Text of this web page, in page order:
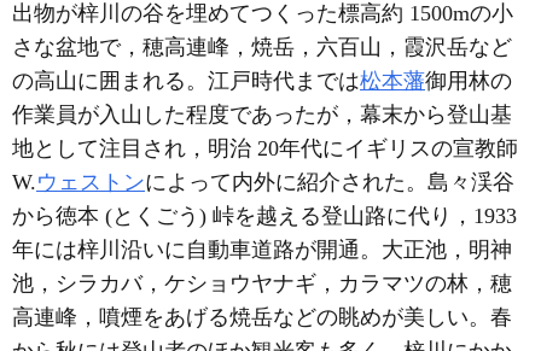
出物が梓川の谷を埋めてつくった標高約 1500mの小
さな盆地で，穂高連峰，焼岳，六百山，霞沢岳など
の高山に囲まれる。江戸時代までは松本藩御用林の
作業員が入山した程度であったが，幕末から登山基
地として注目され，明治 20年代にイギリスの宣教師
W.ウェストンによって内外に紹介された。島々渓谷
から徳本 (とくごう) 峠を越える登山路に代り，1933
年には梓川沿いに自動車道路が開通。大正池，明神
池，シラカバ，ケショウヤナギ，カラマツの林，穂
高連峰，噴煙をあげる焼岳などの眺めが美しい。春